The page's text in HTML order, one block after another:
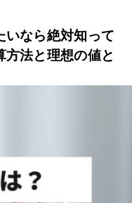
いなら絶対知って
方法と理想の値と